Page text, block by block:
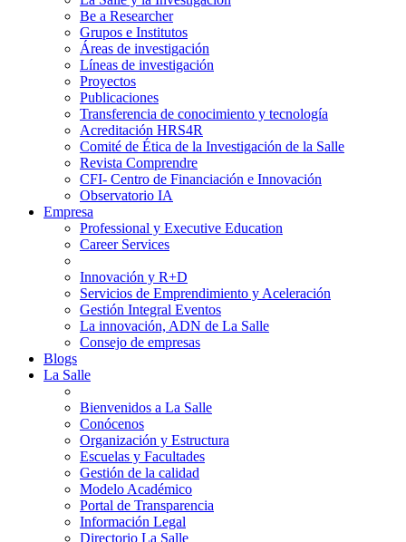
Be a Researcher
Grupos e Institutos
Áreas de investigación
Líneas de investigación
Proyectos
Publicaciones
Transferencia de conocimiento y tecnología
Acreditación HRS4R
Comité de Ética de la Investigación de la Salle
Revista Comprendre
CFI- Centro de Financiación e Innovación
Observatorio IA
Empresa
Professional y Executive Education
Career Services
Innovación y R+D
Servicios de Emprendimiento y Aceleración
Gestión Integral Eventos
La innovación, ADN de La Salle
Consejo de empresas
Blogs
La Salle
Bienvenidos a La Salle
Conócenos
Organización y Estructura
Escuelas y Facultades
Gestión de la calidad
Modelo Académico
Portal de Transparencia
Información Legal
Directorio La Salle